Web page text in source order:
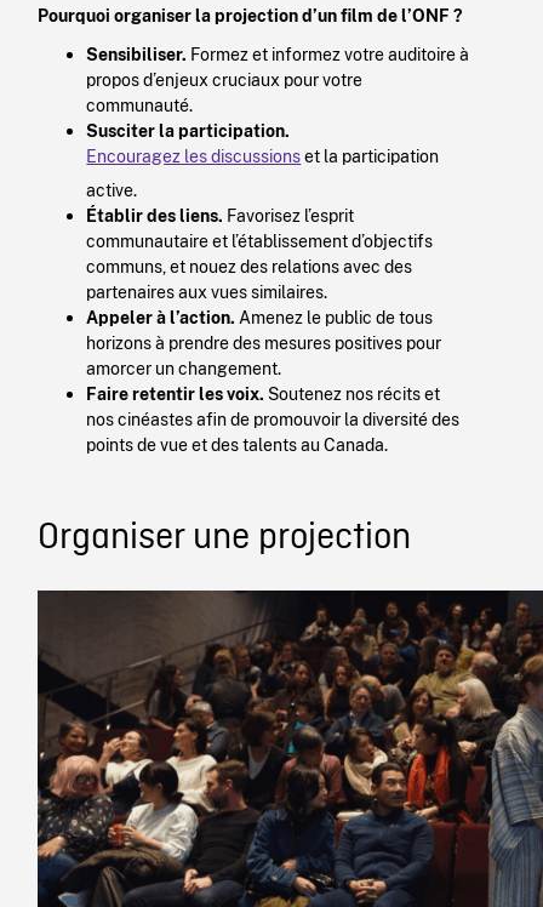
Pourquoi organiser la projection d’un film de l’ONF ?
Sensibiliser. Formez et informez votre auditoire à
propos d’enjeux cruciaux pour votre
communauté.
Susciter la participation.
Encouragez les discussionset la participation
active.
Établir des liens. Favorisez l’esprit
communautaire et l’établissement d’objectifs
communs, et nouez des relations avec des
partenaires aux vues similaires.
Appeler à l’action. Amenez le public de tous
horizons à prendre des mesures positives pour
amorcer un changement.
Faire retentir les voix. Soutenez nos récits et
nos cinéastes afin de promouvoir la diversité des
points de vue et des talents au Canada.
Organiser une projection